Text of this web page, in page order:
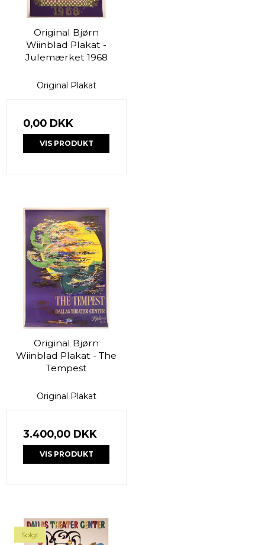
Original Bjørn
Wiinblad Plakat -
Julemærket 1968
Original Plakat
0,00 DKK
VIS PRODUKT
Original Bjørn
Wiinblad Plakat - The
Tempest
Original Plakat
3.400,00 DKK
VIS PRODUKT
Solgt